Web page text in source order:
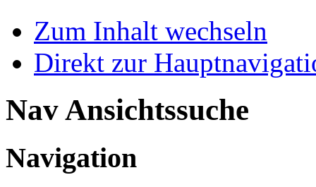
Zum Inhalt wechseln
Direkt zur
Nav Ansichtssuche
Navigation